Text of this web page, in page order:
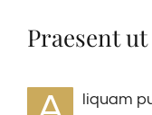
Praesent
liquam